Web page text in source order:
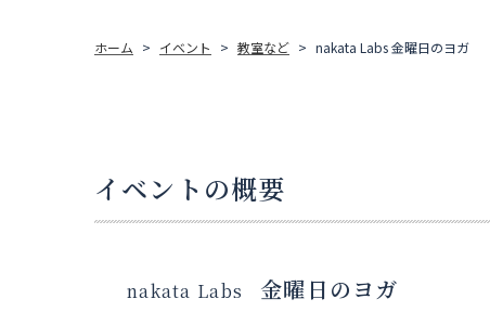
ホーム イベント 教室など nakata Labs 金曜日のヨガ
イベントの概要
nakata Labs 金曜日のヨガ